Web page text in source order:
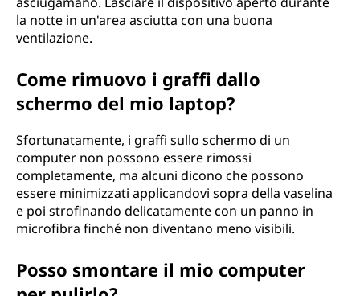
la notte in un'area asciutta con una buona
ventilazione.
Come rimuovo i graffi dallo
schermo del mio laptop?
Sfortunatamente, i graffi sullo schermo di un
computer non possono essere rimossi
completamente, ma alcuni dicono che possono
essere minimizzati applicandovi sopra della vaselina
e poi strofinando delicatamente con un panno in
microfibra finché non diventano meno visibili.
Posso smontare il mio computer